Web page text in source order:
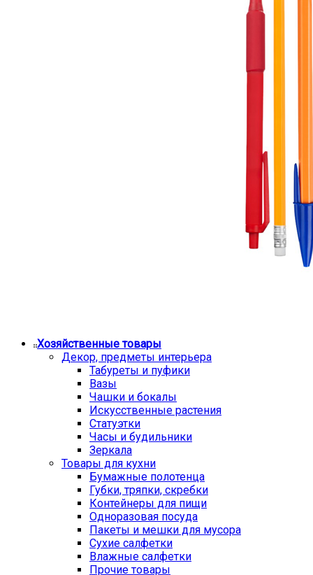
Хозяйственные товары
Декор, предметы интерьера
Табуреты и пуфики
Вазы
Чашки и бокалы
Искусственные растения
Статуэтки
Часы и будильники
Зеркала
Товары для кухни
Бумажные полотенца
Губки, тряпки, скребки
Контейнеры для пищи
Одноразовая посуда
Пакеты и мешки для мусора
Сухие салфетки
Влажные салфетки
Прочие товары